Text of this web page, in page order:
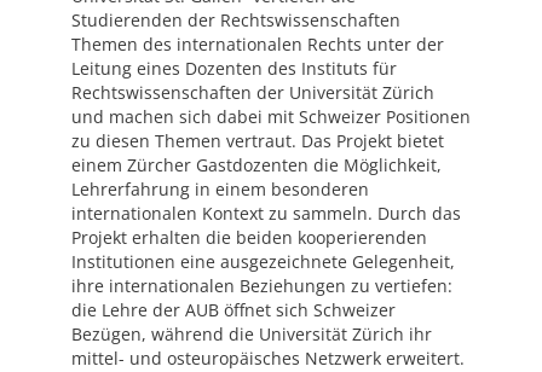
Studierenden der Rechtswissenschaften
Themen des internationalen Rechts unter der
Leitung eines Dozenten des Instituts für
Rechtswissenschaften der Universität Zürich
und machen sich dabei mit Schweizer Positionen
zu diesen Themen vertraut. Das Projekt bietet
einem Zürcher Gastdozenten die Möglichkeit,
Lehrerfahrung in einem besonderen
internationalen Kontext zu sammeln. Durch das
Projekt erhalten die beiden kooperierenden
Institutionen eine ausgezeichnete Gelegenheit,
ihre internationalen Beziehungen zu vertiefen:
die Lehre der AUB öffnet sich Schweizer
Bezügen, während die Universität Zürich ihr
mittel- und osteuropäisches Netzwerk erweitert.